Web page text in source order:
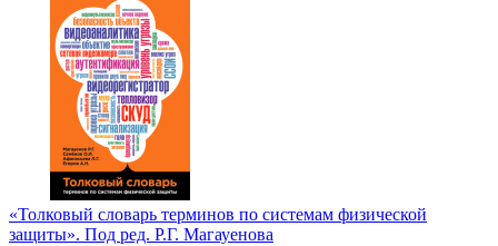
«Толковый словарь терминов по системам физической
защиты». Под ред. Р.Г. Магауенова